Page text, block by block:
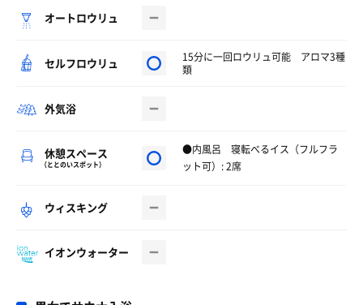
オートロウリュ
セルフロウリュ
15分に一回ロウリュ可能 アロマ3種
類
外気浴
休憩スペース
（ととのいスポット）
●内風呂 寝転べるイス（フルフラ
ット可）: 2席
ウィスキング
イオンウォーター